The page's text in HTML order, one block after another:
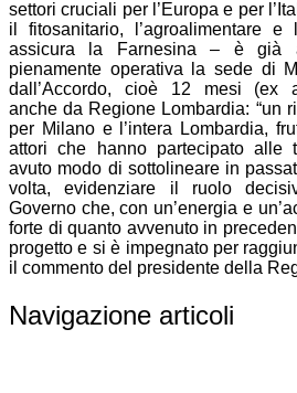
settori cruciali per l’Europa e per
il fitosanitario, l’agroalimentare
assicura la Farnesina – è già
pienamente operativa la sede di
dall’Accordo, cioè 12 mesi (ex
anche da Regione Lombardia: “un
per Milano e l’intera Lombardia,
attori che hanno partecipato alle
avuto modo di sottolineare in
volta, evidenziare il ruolo
Governo che, con un’energia e
forte di quanto avvenuto in
progetto e si è impegnato per
il commento del presidente della
Navigazione articoli